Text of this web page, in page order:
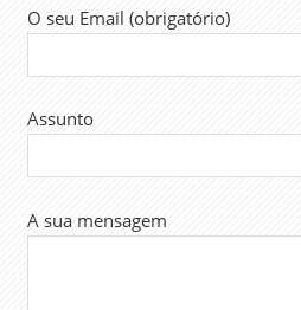
O seu Email (obrigatório)
Assunto
A sua mensagem